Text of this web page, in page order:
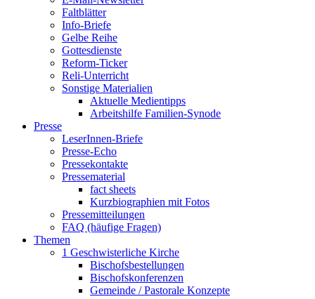
Faltblätter
Info-Briefe
Gelbe Reihe
Gottesdienste
Reform-Ticker
Reli-Unterricht
Sonstige Materialien
Aktuelle Medientipps
Arbeitshilfe Familien-Synode
Presse
LeserInnen-Briefe
Presse-Echo
Pressekontakte
Pressematerial
fact sheets
Kurzbiographien mit Fotos
Pressemitteilungen
FAQ (häufige Fragen)
Themen
1 Geschwisterliche Kirche
Bischofsbestellungen
Bischofskonferenzen
Gemeinde / Pastorale Konzepte